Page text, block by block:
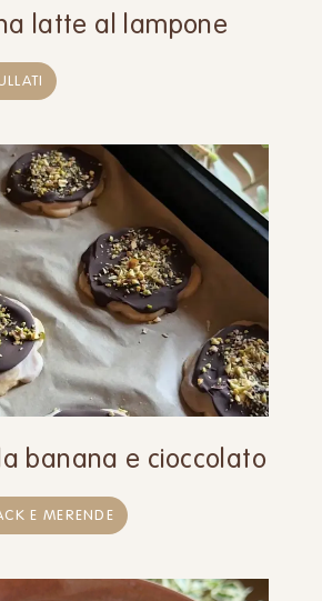
latte al lampone
banana e cioccolato
E MERENDE